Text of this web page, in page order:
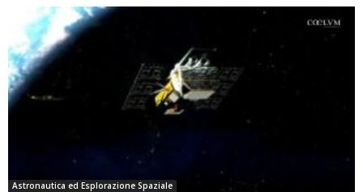
Astronautica ed Esplorazione Spaziale